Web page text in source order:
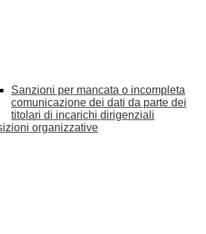
Sanzioni per mancata o incompleta
comunicazione dei dati da parte dei
titolari di incarichi dirigenziali
organizzative